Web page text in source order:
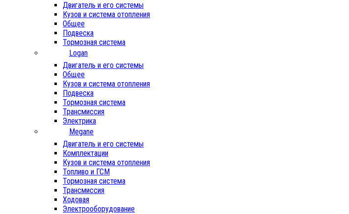
Двигатель и его системы
Кузов и система отопления
Общее
Подвеска
Тормозная система
Logan
Двигатель и его системы
Общее
Кузов и система отопления
Подвеска
Тормозная система
Трансмиссия
Электрика
Megane
Двигатель и его системы
Комплектации
Кузов и система отопления
Топливо и ГСМ
Тормозная система
Трансмиссия
Ходовая
Электрооборудование